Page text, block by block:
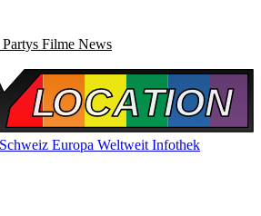
Partys Filme News
Schweiz Europa Weltweit Infothek